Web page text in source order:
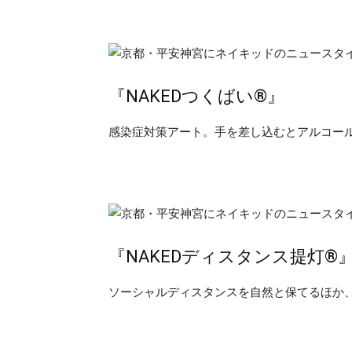
『NAKEDつくばい®︎』
感染症対策アート。手を差し込むとアルコ
『NAKEDディスタンス提灯®︎
ソーシャルディスタンスを自然と保てるほ